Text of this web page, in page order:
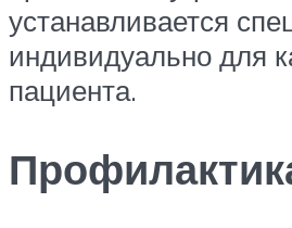
устанавливается
индивидуально для
пациента.